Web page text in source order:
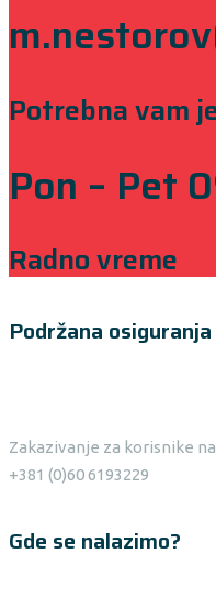
Potrebna vam
Pon – Pet
Radno vreme
Podržana osiguranja
Zakazivanje za korisnike
+381 (0)60 6193229
Gde se nalazimo?